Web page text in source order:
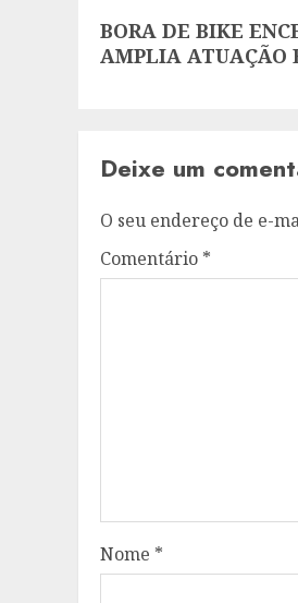
post:
BORA DE BIKE
AMPLIA ATUAÇÃO
Deixe um
O seu endereço de e-
Comentário *
Nome *